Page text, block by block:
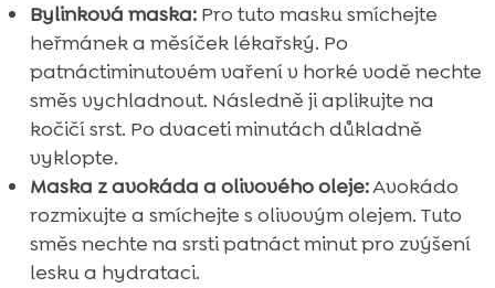
Bylinková maska:Pro tuto masku smíchejte
heřmánek a měsíček lékařský. Po
patnáctiminutovém vaření v horké vodě nechte
směs vychladnout. Následně ji aplikujte na
kočičí srst. Po dvaceti minutách důkladně
vyklopte.
Maska z avokáda a olivového oleje:Avokádo
rozmixujte a smíchejte s olivovým olejem. Tuto
směs nechte na srsti patnáct minut pro zvýšení
lesku a hydrataci.